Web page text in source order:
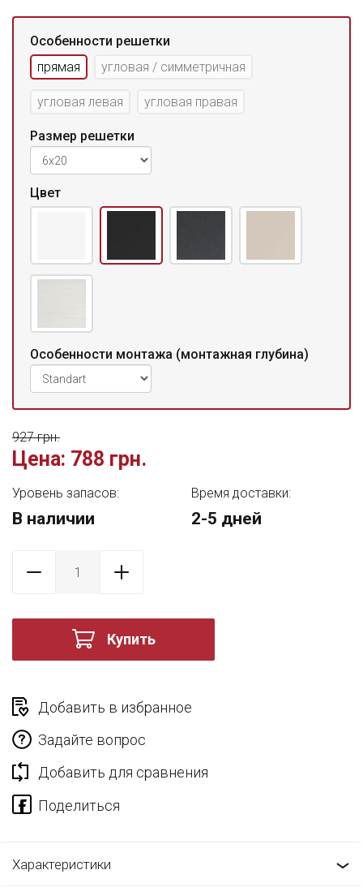
Особенности решетки
прямая
угловая / симметричная
угловая левая угловая правая
Размер решетки
Цвет
Особенности монтажа (монтажная глубина)
Цена: 788 грн.
927 грн.
Уровень запасов:
В наличии
Время доставки:
2-5 дней
Купить
Добавить в избранное
Задайте вопрос
Добавить для сравнения
Характеристики